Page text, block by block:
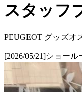
スタッフ
PEUGEOT グッズオ
[2026/05/21]ショール